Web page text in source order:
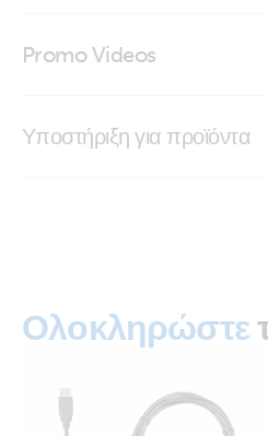
Promo Videos
Υποστήριξη για προϊόντα
Ολοκληρώστε